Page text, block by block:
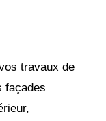
travaux de
façades